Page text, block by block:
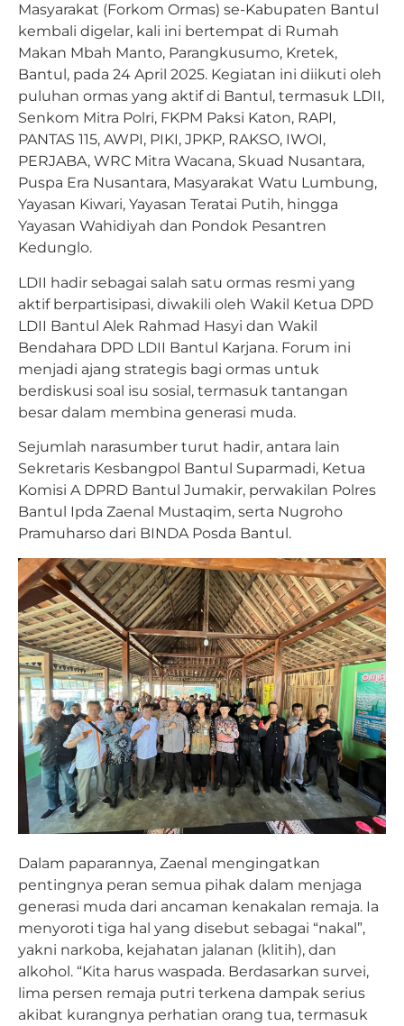
Masyarakat (Forkom Ormas) se-Kabupaten Bantul
kembali digelar, kali ini bertempat di Rumah
Makan Mbah Manto, Parangkusumo, Kretek,
Bantul, pada 24 April 2025. Kegiatan ini diikuti oleh
puluhan ormas yang aktif di Bantul, termasuk LDII,
Senkom Mitra Polri, FKPM Paksi Katon, RAPI,
PANTAS 115, AWPI, PIKI, JPKP, RAKSO, IWOI,
PERJABA, WRC Mitra Wacana, Skuad Nusantara,
Puspa Era Nusantara, Masyarakat Watu Lumbung,
Yayasan Kiwari, Yayasan Teratai Putih, hingga
Yayasan Wahidiyah dan Pondok Pesantren
Kedunglo.
LDII hadir sebagai salah satu ormas resmi yang
aktif berpartisipasi, diwakili oleh Wakil Ketua DPD
LDII Bantul Alek Rahmad Hasyi dan Wakil
Bendahara DPD LDII Bantul Karjana. Forum ini
menjadi ajang strategis bagi ormas untuk
berdiskusi soal isu sosial, termasuk tantangan
besar dalam membina generasi muda.
Sejumlah narasumber turut hadir, antara lain
Sekretaris Kesbangpol Bantul Suparmadi, Ketua
Komisi A DPRD Bantul Jumakir, perwakilan Polres
Bantul Ipda Zaenal Mustaqim, serta Nugroho
Pramuharso dari BINDA Posda Bantul.
Dalam paparannya, Zaenal mengingatkan
pentingnya peran semua pihak dalam menjaga
generasi muda dari ancaman kenakalan remaja. Ia
menyoroti tiga hal yang disebut sebagai “nakal”,
yakni narkoba, kejahatan jalanan (klitih), dan
alkohol. “Kita harus waspada. Berdasarkan survei,
lima persen remaja putri terkena dampak serius
akibat kurangnya perhatian orang tua, termasuk